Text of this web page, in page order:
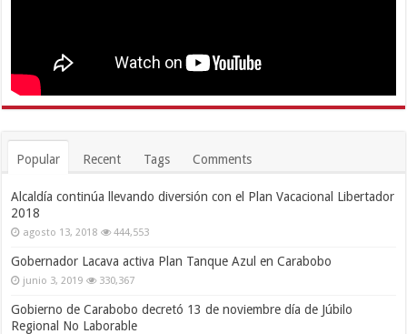
Popular Recent Tags Comments
Alcaldía continúa llevando diversión con el Plan Vacacional Libertador
2018
agosto 13, 2018 444,553
Gobernador Lacava activa Plan Tanque Azul en Carabobo
junio 3, 2019 330,367
Gobierno de Carabobo decretó 13 de noviembre día de Júbilo
Regional No Laborable